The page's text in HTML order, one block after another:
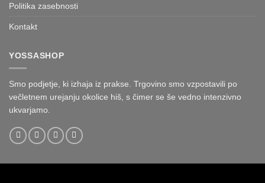
Politika zasebnosti
Kontakt
YOSSASHOP
Smo podjetje, ki izhaja iz prakse. Trgovino smo vzpostavili po
večletnem urejanju okolice hiš, s čimer se še vedno intenzivno
ukvarjamo.